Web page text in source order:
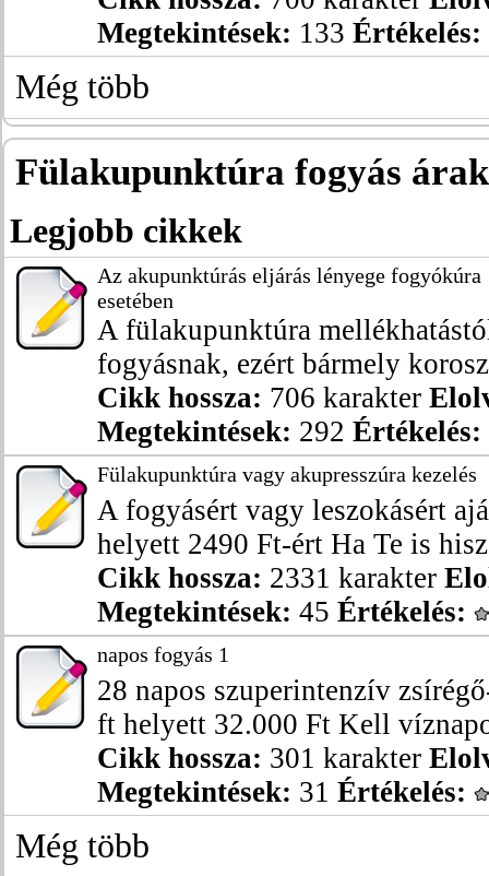
Megtekintések: 133 Értékelés:
Még több
Fülakupunktúra fogyás árak
Legjobb cikkek
Az akupunktúrás eljárás lényege fogyókúra
esetében
A fülakupunktúra
fogyásnak, ezért bármely
Cikk hossza: 706 karakter
Megtekintések: 292 Értékelés:
Fülakupunktúra vagy akupresszúra kezelés
A fogyásért vagy leszokásért
helyett 2490 Ft-ért Ha Te is
Cikk hossza: 2331 karakter
Megtekintések: 45 Értékelés:
napos fogyás 1
28 napos szuperintenzív
ft helyett 32.000 Ft Kell
Cikk hossza: 301 karakter
Megtekintések: 31 Értékelés:
Még több